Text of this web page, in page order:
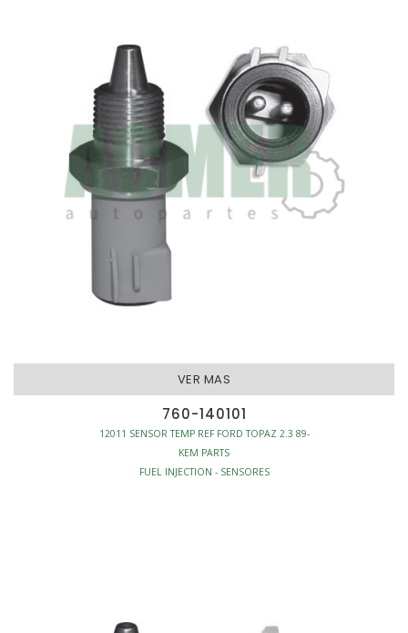
VER MAS
760-140101
12011 SENSOR TEMP REF FORD TOPAZ 2.3 89-
KEM PARTS
FUEL INJECTION - SENSORES